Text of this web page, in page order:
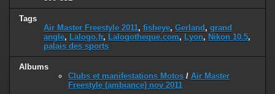
Tags
Air Master Freestyle 2011, fisheye, Gerland , grand
angle, Lalogo.fr, Lalogotheque.com, Lyon, Nikon 10.5,
palais des sports
Albums
Clubs et manifestations Motos / Air Master
Freestyle (ambiance) nov 2011